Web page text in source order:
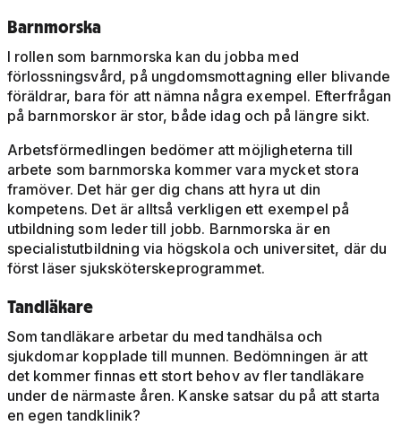
Barnmorska
I rollen som barnmorska kan du jobba med
förlossningsvård, på ungdomsmottagning eller blivande
föräldrar, bara för att nämna några exempel. Efterfrågan
på barnmorskor är stor, både idag och på längre sikt.
Arbetsförmedlingen bedömer att möjligheterna till
arbete som barnmorska kommer vara mycket stora
framöver. Det här ger dig chans att hyra ut din
kompetens. Det är alltså verkligen ett exempel på
utbildning som leder till jobb. Barnmorska är en
specialistutbildning via högskola och universitet, där du
först läser sjuksköterskeprogrammet.
Tandläkare
Som tandläkare arbetar du med tandhälsa och
sjukdomar kopplade till munnen. Bedömningen är att
det kommer finnas ett stort behov av fler tandläkare
under de närmaste åren. Kanske satsar du på att starta
en egen tandklinik?